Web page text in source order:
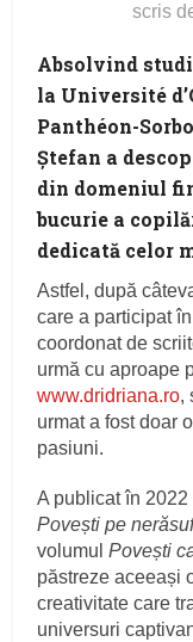
scris
Absolvind
la Université
Panthéon-
Ștefan a
din domeniul
bucurie a
dedicată celor
Astfel, după
care a participat
coordonat de
urmă cu aproape
www.dridriana.ro,
urmat a fost doar
pasiuni.
A publicat în
Povești pe
volumulPovești
păstreze aceeași
creativitate care
universuri